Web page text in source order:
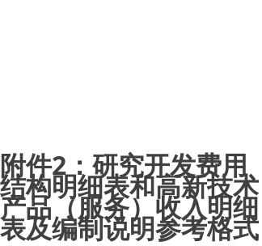
附件2：研究开发费用
结构明细表和高新技术
产品（服务）收入明细
表及编制说明参考格式